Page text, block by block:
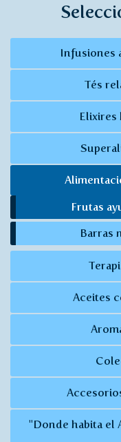
Infusiones
Tés
Elixires
Frutas
Barras
Aceites
"Donde habita el